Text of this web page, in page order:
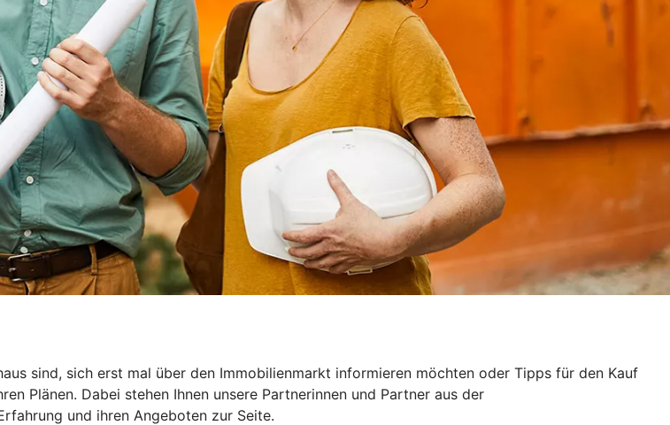
sind, sich erst mal über den Immobilienmarkt informieren möchten oder Tipps für den Kauf
Plänen. Dabei stehen Ihnen unsere Partnerinnen und Partner aus der
und ihren Angeboten zur Seite.